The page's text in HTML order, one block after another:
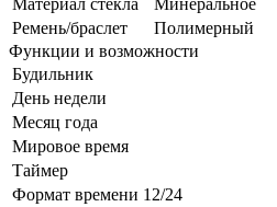
Ремень/браслет
Полимерный
Функции и возможности
Будильник
День недели
Месяц года
Мировое время
Таймер
Формат времени 12/24